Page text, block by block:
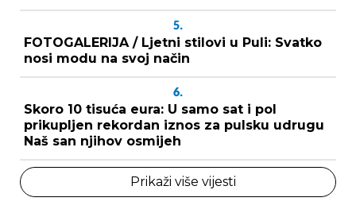
5.
FOTOGALERIJA / Ljetni stilovi u Puli: Svatko
nosi modu na svoj način
6.
Skoro 10 tisuća eura: U samo sat i pol
prikupljen rekordan iznos za pulsku udrugu
Naš san njihov osmijeh
Prikaži više vijesti